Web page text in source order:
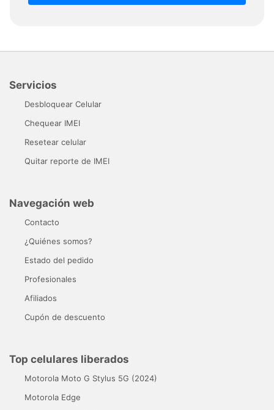
Servicios
Desbloquear Celular
Chequear IMEI
Resetear celular
Quitar reporte de IMEI
Navegación web
Contacto
¿Quiénes somos?
Estado del pedido
Profesionales
Afiliados
Cupón de descuento
Top celulares liberados
Motorola Moto G Stylus 5G (2024)
Motorola Edge